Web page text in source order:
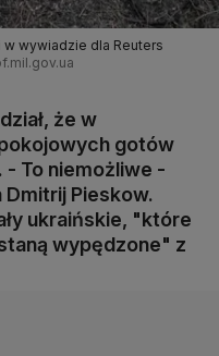
w wywiadzie dla Reuters
że w
gotów
To niemożliwe -
Dmitrij Pieskow.
ukraińskie, "które
wypędzone" z